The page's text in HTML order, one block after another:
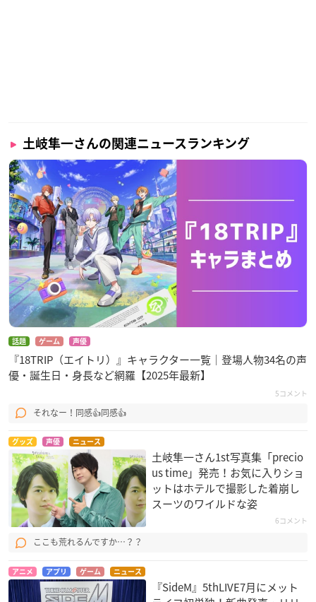
土岐隼一さんの関連ニュースランキング
話題 ゲーム 声優
『18TRIP（エイトリ）』キャラクター一覧｜登場人物34名の声
優・誕生日・身長など網羅【2025年最新】
5コメント
それなー！同感👍同感👍
グッズ 声優 ニュース
土岐隼一さん1st写真集「precio
us time」発売！お気に入りショ
ットはホテルで撮影した着崩し
スーツのワイルドな姿
6コメント
ここも荒れるんですか…？？
アニメ アプリ ゲーム ニュース
『SideM』5thLIVE7月にメット